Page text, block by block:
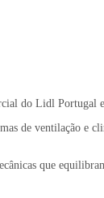
do Lidl Portugal
de
que